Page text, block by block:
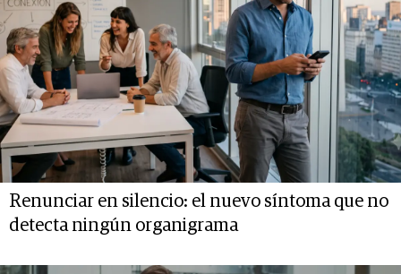
Renunciar en silencio: el nuevo síntoma que no
detecta ningún organigrama